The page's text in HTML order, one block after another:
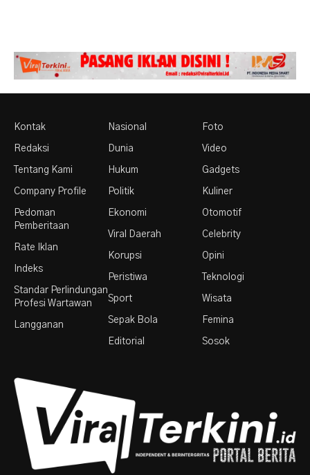
Kontak
Redaksi
Tentang Kami
Company Profile
Pedoman
Pemberitaan
Rate Iklan
Indeks
Standar Perlindungan
Profesi Wartawan
Langganan
Nasional
Dunia
Hukum
Politik
Ekonomi
Viral Daerah
Korupsi
Peristiwa
Sport
Sepak Bola
Editorial
Foto
Video
Gadgets
Kuliner
Otomotif
Celebrity
Opini
Teknologi
Wisata
Femina
Sosok